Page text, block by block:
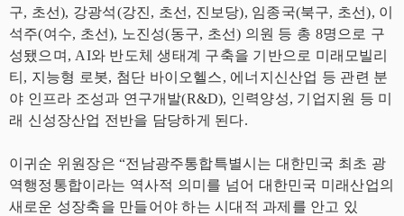
구, 초선), 강광석(강진, 초선, 진보당), 임종국(북구, 초선), 이
석주(여수, 초선), 노진성(동구, 초선) 의원 등 총 8명으로 구
성됐으며, AI와 반도체 생태계 구축을 기반으로 미래모빌리
티, 지능형 로봇, 첨단 바이오헬스, 에너지신산업 등 관련 분
야 인프라 조성과 연구개발(R&D), 인력양성, 기업지원 등 미
래 신성장산업 전반을 담당하게 된다.
이귀순 위원장은 “전남광주통합특별시는 대한민국 최초 광
역행정통합이라는 역사적 의미를 넘어 대한민국 미래산업의
새로운 성장축을 만들어야 하는 시대적 과제를 안고 있